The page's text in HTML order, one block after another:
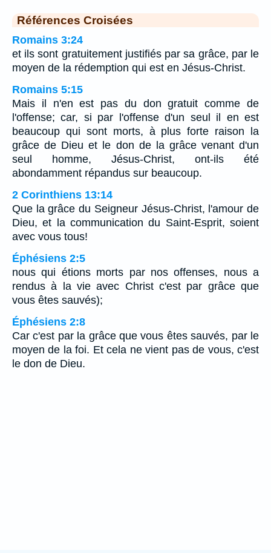
Références Croisées
Romains 3:24
et ils sont gratuitement justifiés par sa grâce, par le
moyen de la rédemption qui est en Jésus-Christ.
Romains 5:15
Mais il n'en est pas du don gratuit comme de
l'offense; car, si par l'offense d'un seul il en est
beaucoup qui sont morts, à plus forte raison la
grâce de Dieu et le don de la grâce venant d'un
seul homme, Jésus-Christ, ont-ils été
abondamment répandus sur beaucoup.
2 Corinthiens 13:14
Que la grâce du Seigneur Jésus-Christ, l'amour de
Dieu, et la communication du Saint-Esprit, soient
avec vous tous!
Éphésiens 2:5
nous qui étions morts par nos offenses, nous a
rendus à la vie avec Christ c'est par grâce que
vous êtes sauvés);
Éphésiens 2:8
Car c'est par la grâce que vous êtes sauvés, par le
moyen de la foi. Et cela ne vient pas de vous, c'est
le don de Dieu.